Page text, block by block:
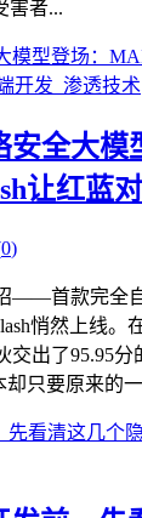
者...
全大模
让红蓝
0)
——首款完全
悄然上线。
交出了95.95分
却只要原来的